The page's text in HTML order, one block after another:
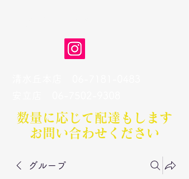
数量に応じて配達もします​
お問い合わせください
グループ